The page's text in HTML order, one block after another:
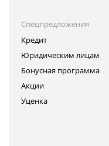
Спецпредложения
Кредит
Юридическим лицам
Бонусная программа
Акции
Уценка